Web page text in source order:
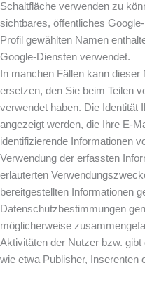
Schaltfläche verwenden zu
sichtbares, öffentliches
Profil gewählten Namen
Google-Diensten verwendet.
In manchen Fällen kann
ersetzen, den Sie beim Teilen
verwendet haben. Die Identität
angezeigt werden, die Ihre E-
identifizierende Informationen
Verwendung der erfassten
erläuterten
bereitgestellten Informationen
Datenschutzbestimmungen
möglicherweise
Aktivitäten der Nutzer bzw.
wie etwa Publisher, Inserenten